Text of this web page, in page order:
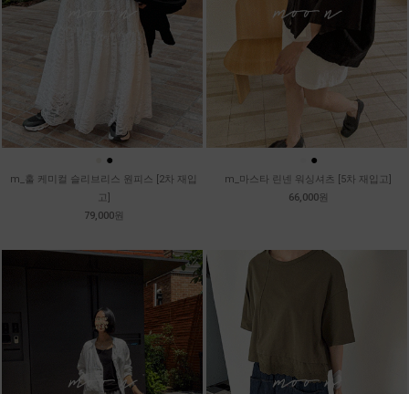
●
m_훌 케미컬 슬리브리스 원피스 [2차 재입
고]
79,000원
●
m_마스타 린넨 워싱셔츠 [5차 재입고]
66,000원